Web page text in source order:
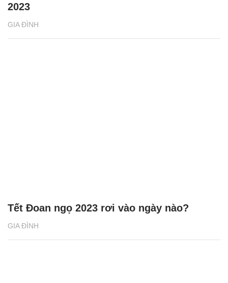
GIA ĐÌNH
2023
GIA ĐÌNH
Tết Đoan ngọ 2023 rơi vào ngày nào?